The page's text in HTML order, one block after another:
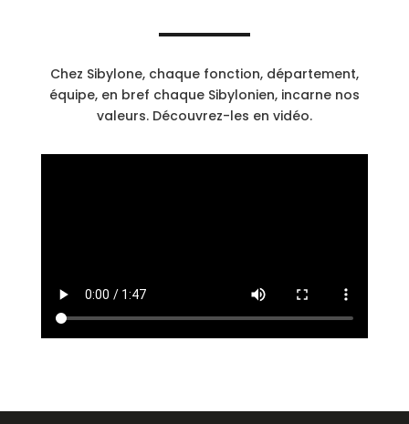
Chez Sibylone, chaque fonction, département,
équipe, en bref chaque Sibylonien, incarne nos
valeurs. Découvrez-les en vidéo.